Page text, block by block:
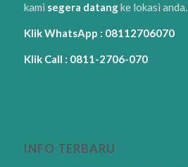
kami segera datangke lokasi anda.
Klik WhatsApp : 08112706070
Klik Call : 0811-2706-070
INFO TERBARU